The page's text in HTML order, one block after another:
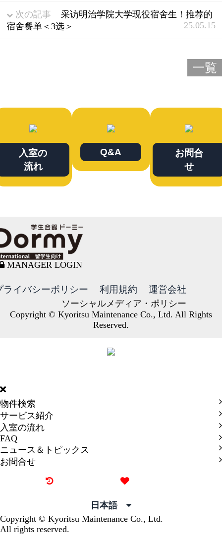
次の記事
采访明治学院大学现役宿舍生！推荐的
宿舍餐单＜3选＞
25.05.15
一覧
入室の
流れ
Q&A
お問合
せ
MANAGER LOGIN
ライバシーポリシー 利用規約 運営会社
ソーシャルメディア・ポリシー
Copyright © Kyoritsu Maintenance Co., Ltd. All Rights
Reserved.
物件検索
サービス紹介
入室の流れ
FAQ
ニュース＆トピックス
お問合せ
日本語
Copyright © Kyoritsu Maintenance Co., Ltd.
All rights reserved.